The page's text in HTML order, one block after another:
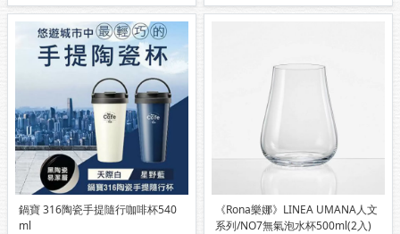
鍋寶 316陶瓷手提隨行咖啡杯540
ml
《Rona樂娜》LINEA UMANA人文
系列/NO7無氣泡水杯500ml(2入)